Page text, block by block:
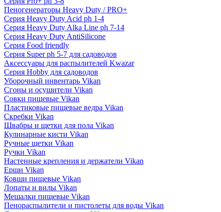
Пеногенераторы Heavy Duty / PRO+
Серия Heavy Duty Acid ph 1-4
Серия Heavy Duty Alka Line ph 7-14
Серия Heavy Duty AntiSilicone
Серия Food friendly
Серия Super ph 5-7 для садоводов
Аксессуары для распылителей Kwazar
Серия Hobby для садоводов
Уборочный инвентарь Vikan
Сгоны и осушители Vikan
Совки пищевые Vikan
Пластиковые пищевые ведра Vikan
Скребки Vikan
Швабры и щетки для пола Vikan
Кулинарные кисти Vikan
Ручные щетки Vikan
Ручки Vikan
Настенные крепления и держатели Vikan
Ерши Vikan
Ковши пищевые Vikan
Лопаты и вилы Vikan
Мешалки пищевые Vikan
Пенораспылители и пистолеты для воды Vikan